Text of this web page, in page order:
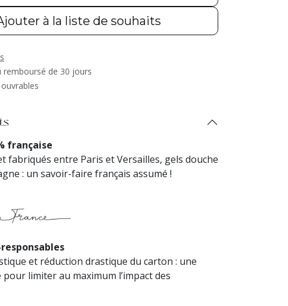
à la liste de souhaits
remboursé de 30 jours
française
fabriqués entre Paris et Versailles, gels douche
: un savoir-faire français assumé !
et réduction drastique du carton : une
limiter au maximum l’impact des